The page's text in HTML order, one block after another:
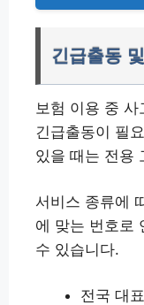
긴급출동
보험 이용 중
긴급출동이 필
있을 때는 전용
서비스 종류에
에 맞는 번호로
수 있습니다.
전국 대